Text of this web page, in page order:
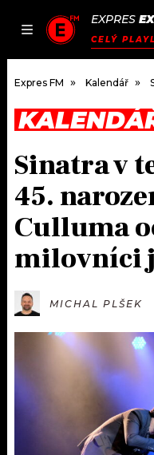
EXPRES
CELÝ
DOMŮ
ČLÁNKY
HUDBA
ROZHOVORY
KALENDÁŘ
PODCASTY
JAK NALADIT
RÁDIO
APLIKACE
PROGRAM
JAK NALADIT
SOUTĚŽE
Expres FM Kalendář
Sinatra v
45.
Culluma
milovníci
MICHAL PLŠEK